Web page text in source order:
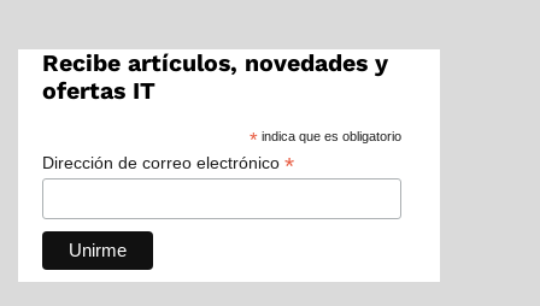
Recibe artículos, novedades y
ofertas IT
*indica que es obligatorio
Dirección de correo electrónico *